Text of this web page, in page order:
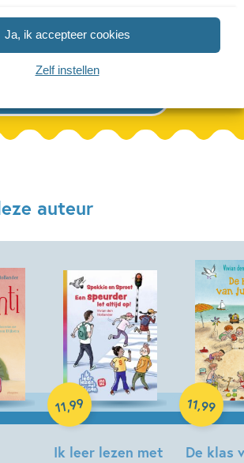
Ja, ik accepteer cookies
Zelf instellen
auteur
Ik leer lezen met
11,99
Hardcover
De klas
11,99
Hardcover